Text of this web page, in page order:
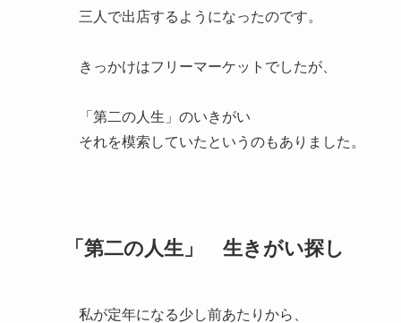
三人で出店するようになったのです。
きっかけはフリーマーケットでしたが、
「第二の人生」のいきがい
それを模索していたというのもありました。
「第二の人生」 生きがい探し
私が定年になる少し前あたり から、